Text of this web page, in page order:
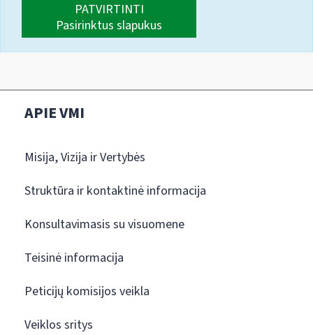
PATVIRTINTI
Pasirinktus slapukus
APIE VMI
Misija, Vizija ir Vertybės
Struktūra ir kontaktinė informacija
Konsultavimasis su visuomene
Teisinė informacija
Peticijų komisijos veikla
Veiklos sritys